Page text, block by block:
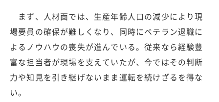
まず、人材面では、生産年齢人口の減少により現
場要員の確保が難しくなり、同時にベテラン退職に
よるノウハウの喪失が進んでいる。従来なら経験豊
富な担当者が現場を支えていたが、今ではその判断
力や知見を引き継げないまま運転を続けざるを得な
い。